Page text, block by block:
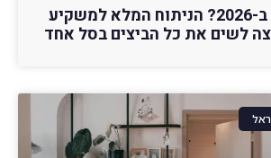
ישראל או חו"ל ב-2026? הניתוח המלא למשקיע
לשים את כל הביצים בסל אחד